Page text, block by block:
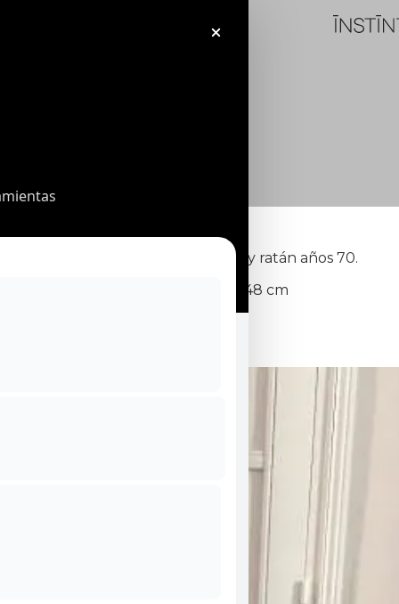
SILLAS
Seis sillas italianas de madera y ratán años 70.
Medidas: 80 x 42 x 48 cm